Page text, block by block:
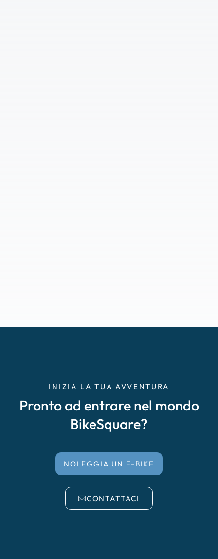
INIZIA LA TUA AVVENTURA
Pronto ad entrare nel mondo
BikeSquare?
NOLEGGIA UN E-BIKE
CONTATTACI